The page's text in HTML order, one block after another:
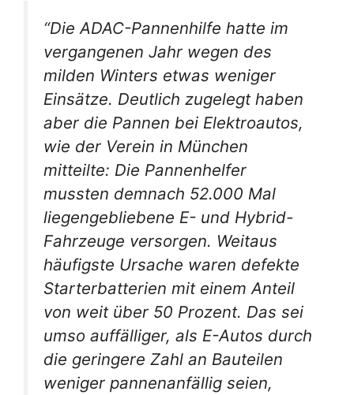
“Die ADAC-Pannenhilfe hatte im
vergangenen Jahr wegen des
milden Winters etwas weniger
Einsätze. Deutlich zugelegt haben
aber die Pannen bei Elektroautos,
wie der Verein in München
mitteilte: Die Pannenhelfer
mussten demnach 52.000 Mal
liegengebliebene E- und Hybrid-
Fahrzeuge versorgen. Weitaus
häufigste Ursache waren defekte
Starterbatterien mit einem Anteil
von weit über 50 Prozent. Das sei
umso auffälliger, als E-Autos durch
die geringere Zahl an Bauteilen
weniger pannenanfällig seien,